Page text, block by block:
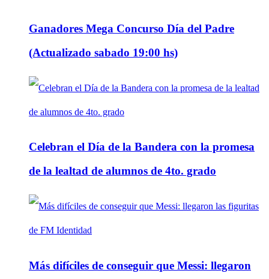
Ganadores Mega Concurso Día del Padre
(Actualizado sabado 19:00 hs)
Celebran el Día de la Bandera con la promesa
de la lealtad de alumnos de 4to. grado
Más difíciles de conseguir que Messi: llegaron